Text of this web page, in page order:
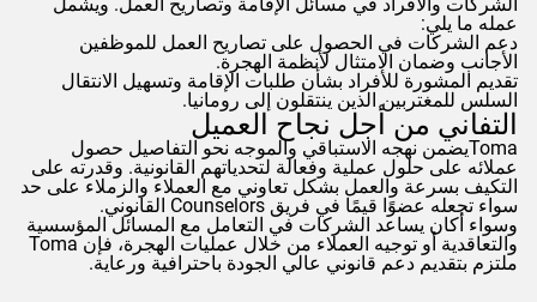
عمله ما يلي:
دعم الشركات في الحصول على تصاريح العمل للموظفين
الأجانب وضمان الامتثال لأنظمة الهجرة.
تقديم المشورة للأفراد بشأن طلبات الإقامة وتسهيل الانتقال
السلس للمغتربين الذين ينتقلون إلى رومانيا.
التفاني من أجل نجاح العميل
Tomaيضمن نهجه الاستباقي والموجه نحو التفاصيل حصول
عملائه على حلول عملية وفعالة لتحدياتهم القانونية. وقدرته على
التكيف بسرعة والعمل بشكل تعاوني مع العملاء والزملاء على حد
سواء تجعله عضوًا قيمًا في فريق Counselors القانوني.
وسواء أكان يساعد الشركات في التعامل مع المسائل المؤسسية
والتعاقدية أو توجيه العملاء من خلال عمليات الهجرة، فإنToma
ملتزم بتقديم دعم قانوني عالي الجودة باحترافية ورعاية.